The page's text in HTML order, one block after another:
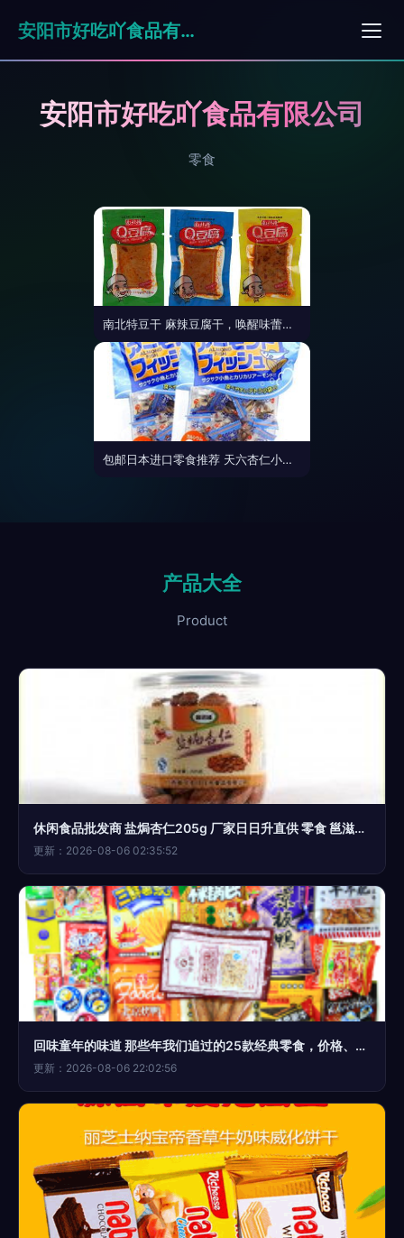
安阳市好吃吖食品有限公司
安阳市好吃吖食品有限公司
零食
南北特豆干 麻辣豆腐干，唤醒味蕾的湖南风味盛宴
包邮日本进口零食推荐 天六杏仁小鱼干67g的美味探索
产品大全
Product
休闲食品批发商 盐焗杏仁205g 厂家日日升直供 零食 邕滋味系列
更新：2026-08-06 02:35:52
回味童年的味道 那些年我们追过的25款经典零食，价格、颜值、情怀全解析。
更新：2026-08-06 22:02:56